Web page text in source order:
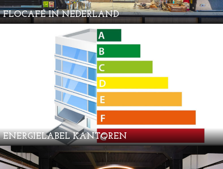
FLOCAFÉ IN NEDERLAND
ENERGIELABEL KANTOREN